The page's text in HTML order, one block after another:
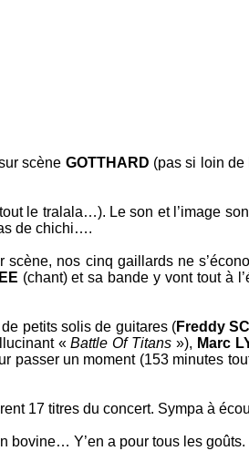
scène GOTTHARD (pas si loin de
le tralala…). Le son et l’image
de chichi….
scène, nos cinq gaillards ne
(chant) et sa bande y vont tout à
petits solis de guitares (Freddy
«Battle Of Titans »), Marc
un moment (153 minutes
17 titres du concert. Sympa à
bovine… Y’en a pour tous les